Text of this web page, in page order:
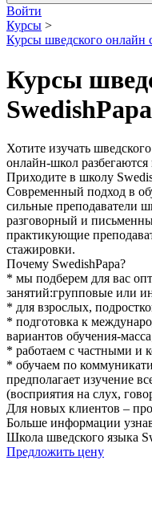
Войти
Курсы >
Курсы шведского онлайн
Курсы
SwedishPapa
Хотите изучать
онлайн-школ разбегаются
Приходите в школу
Современный подход в
сильные преподаватели
разговорный и
практикующие
стажировки.
Почему SwedishPapa?
* мы подберем для вас
занятий:групповые или
* для взрослых,
* подготовка к
вариантов обучения-
* работаем с частными и
* обучаем по
предполагает изучение
(восприятия на слух,
Для новых клиентов –
Больше информации
Школа шведского языка
Предложить цену